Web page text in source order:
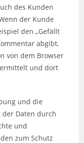
des Kunden
der Kunde
den „Gefällt
abgibt,
von dem Browser
und dort
und die
Daten durch
und
zum Schutz